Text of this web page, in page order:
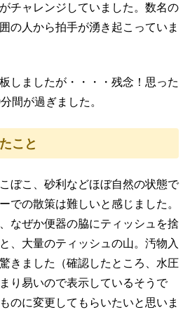
チャレンジしていました。数名の
の人から拍手が湧き起こっていま
しましたが・・・・残念！思った
間が過ぎました。
こと
ぼこ、砂利などほぼ自然の状態で
での散策は難しいと感じました。
なぜか便器の脇にティッシュを捨
、大量のティッシュの山。汚物入
きました（確認したところ、水圧
り易いので表示しているそうで
のに変更してもらいたいと思いま